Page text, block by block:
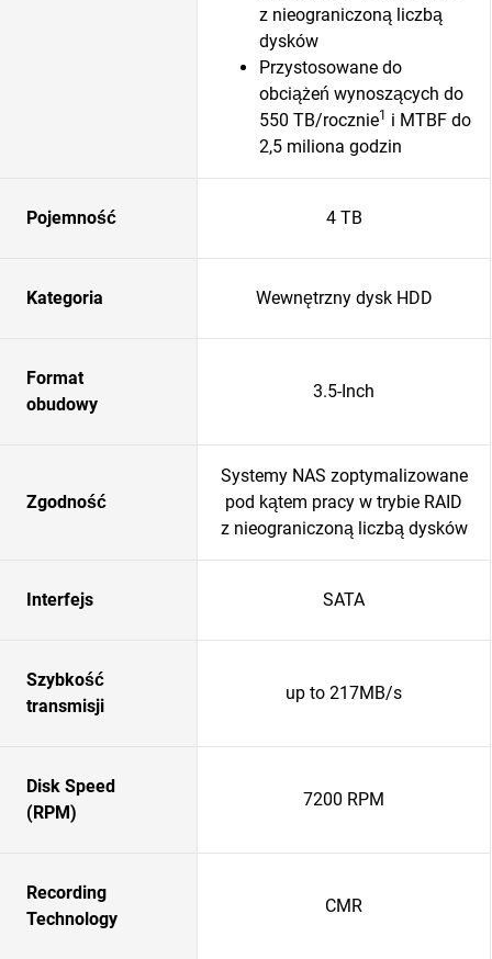
z nieograniczoną liczbą
dysków
Przystosowane do
obciążeń wynoszących do
550 TB/rocznie1 i MTBF do
2,5 miliona godzin
Pojemność 4 TB
Kategoria Wewnętrzny dysk HDD
Format
obudowy
3.5-Inch
Zgodność
Systemy NAS zoptymalizowane
pod kątem pracy w trybie RAID
z nieograniczoną liczbą dysków
Interfejs SATA
Szybkość
transmisji
up to 217MB/s
Disk Speed
(RPM)
7200 RPM
Recording
Technology
CMR